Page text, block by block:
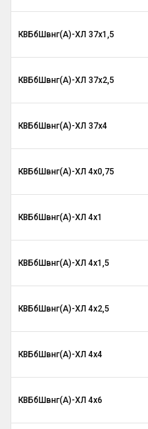
КВБбШвнг(A)-ХЛ 37х1,5
КВБбШвнг(A)-ХЛ 37х2,5
КВБбШвнг(A)-ХЛ 37х4
КВБбШвнг(A)-ХЛ 4х0,75
КВБбШвнг(A)-ХЛ 4х1
КВБбШвнг(A)-ХЛ 4х1,5
КВБбШвнг(A)-ХЛ 4х2,5
КВБбШвнг(A)-ХЛ 4х4
КВБбШвнг(A)-ХЛ 4х6